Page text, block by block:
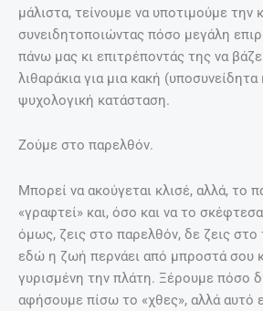
μάλιστα, τείνουμε να υποτιμούμε την
συνειδητοποιώντας πόσο μεγάλη
πάνω μας κι επιτρέποντάς της να
λιθαράκια για μια κακή (υποσυνείδητα
ψυχολογική κατάσταση.
Ζούμε στο παρελθόν.
Μπορεί να ακούγεται κλισέ, αλλά, το
«γραφτεί» και, όσο και να το
όμως, ζεις στο παρελθόν, δε ζεις
εδώ η ζωή περνάει από μπροστά σου
γυρισμένη την πλάτη. Ξέρουμε πόσο
αφήσουμε πίσω το «χθες», αλλά αυτό